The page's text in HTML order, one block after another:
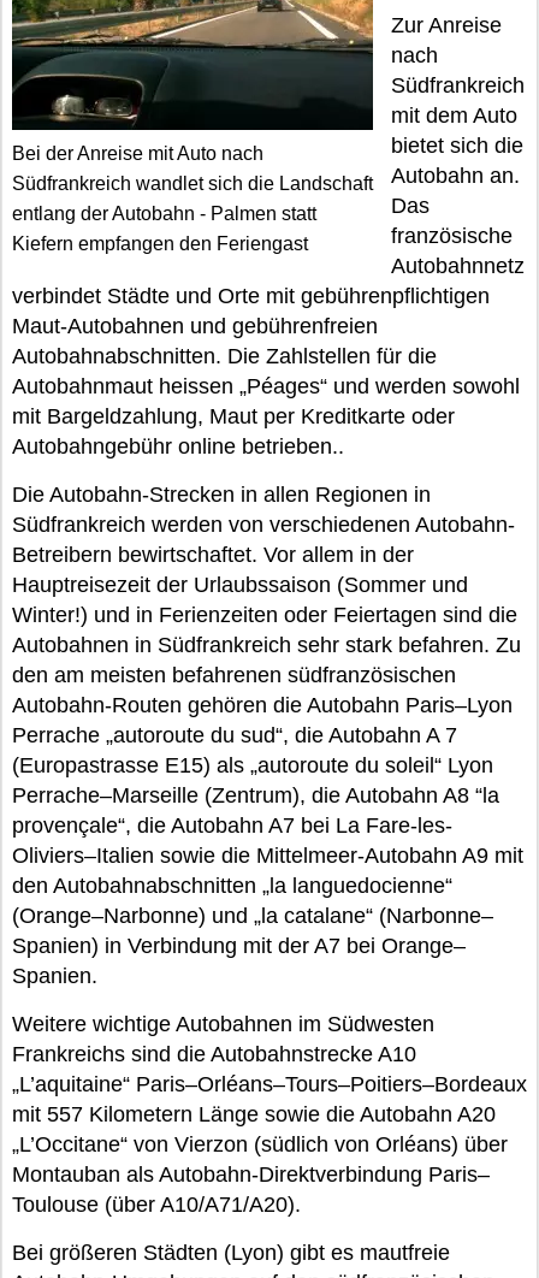
Bei der Anreise mit Auto nach
Südfrankreich wandlet sich die Landschaft
entlang der Autobahn - Palmen statt
Kiefern empfangen den Feriengast
Zur Anreise
nach
Südfrankreich
mit dem Auto
bietet sich die
Autobahn an.
Das
französische
Autobahnnetz
verbindet Städte und Orte mit gebührenpflichtigen
Maut-Autobahnen und gebührenfreien
Autobahnabschnitten. Die Zahlstellen für die
Autobahnmaut heissen „Péages“ und werden sowohl
mit Bargeldzahlung, Maut per Kreditkarte oder
Autobahngebühr online betrieben..
Die Autobahn-Strecken in allen Regionen in
Südfrankreich werden von verschiedenen Autobahn-
Betreibern bewirtschaftet. Vor allem in der
Hauptreisezeit der Urlaubssaison (Sommer und
Winter!) und in Ferienzeiten oder Feiertagen sind die
Autobahnen in Südfrankreich sehr stark befahren. Zu
den am meisten befahrenen südfranzösischen
Autobahn-Routen gehören die Autobahn Paris–Lyon
Perrache „autoroute du sud“, die Autobahn A 7
(Europastrasse E15) als „autoroute du soleil“ Lyon
Perrache–Marseille (Zentrum), die Autobahn A8 “la
provençale“, die Autobahn A7 bei La Fare-les-
Oliviers–Italien sowie die Mittelmeer-Autobahn A9 mit
den Autobahnabschnitten „la languedocienne“
(Orange–Narbonne) und „la catalane“ (Narbonne–
Spanien) in Verbindung mit der A7 bei Orange–
Spanien.
Weitere wichtige Autobahnen im Südwesten
Frankreichs sind die Autobahnstrecke A10
„L’aquitaine“ Paris–Orléans–Tours–Poitiers–Bordeaux
mit 557 Kilometern Länge sowie die Autobahn A20
„L’Occitane“ von Vierzon (südlich von Orléans) über
Montauban als Autobahn-Direktverbindung Paris–
Toulouse (über A10/A71/A20).
Bei größeren Städten (Lyon) gibt es mautfreie